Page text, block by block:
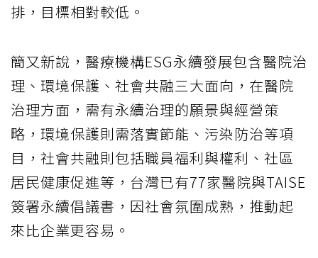
排，目標相對較低。
簡又新說，醫療機構ESG永續發展包含醫院治
理、環境保護、社會共融三大面向，在醫院
治理方面，需有永續治理的願景與經營策
略，環境保護則需落實節能、污染防治等項
目，社會共融則包括職員福利與權利、社區
居民健康促進等，台灣已有77家醫院與TAISE
簽署永續倡議書，因社會氛圍成熟，推動起
來比企業更容易。